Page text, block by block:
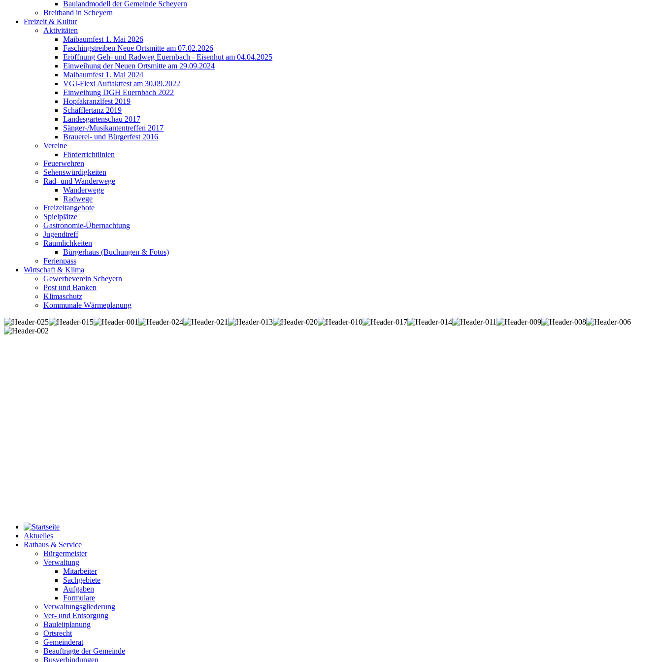
Baulandmodell der Gemeinde Scheyern
Breitband in Scheyern
Freizeit & Kultur
Aktivitäten
Maibaumfest 1. Mai 2026
Faschingstreiben Neue Ortsmitte am 07.02.2026
Eröffnung Geh- und Radweg Euernbach - Eisenhut am 04.04.2025
Einweihung der Neuen Ortsmitte am 29.09.2024
Maibaumfest 1. Mai 2024
VGI-Flexi Auftaktfest am 30.09.2022
Einweihung DGH Euernbach 2022
Hopfakranzlfest 2019
Schäfflertanz 2019
Landesgartenschau 2017
Sänger-/Musikantentreffen 2017
Brauerei- und Bürgerfest 2016
Vereine
Förderrichtlinien
Feuerwehren
Sehenswürdigkeiten
Rad- und Wanderwege
Wanderwege
Radwege
Freizeitangebote
Spielplätze
Gastronomie-Übernachtung
Jugendtreff
Räumlichkeiten
Bürgerhaus (Buchungen & Fotos)
Ferienpass
Wirtschaft & Klima
Gewerbeverein Scheyern
Post und Banken
Klimaschutz
Kommunale Wärmeplanung
Aktuelles
Rathaus & Service
Bürgermeister
Verwaltung
Mitarbeiter
Sachgebiete
Aufgaben
Formulare
Verwaltungsgliederung
Ver- und Entsorgung
Bauleitplanung
Ortsrecht
Gemeinderat
Beauftragte der Gemeinde
Busverbindungen